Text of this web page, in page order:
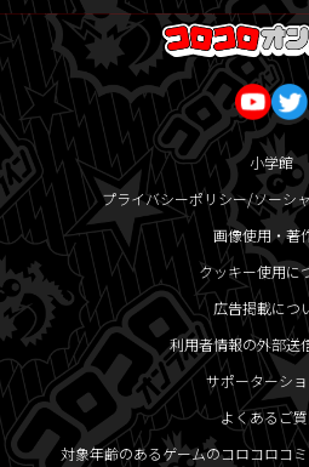
小学館
プライバシーポリシー/ソーシ
画像使用・著
クッキー使用に
広告掲載につ
利用者情報の外部送
サポーターシ
よくあるご
対象年齢のあるゲームのコロコロコ